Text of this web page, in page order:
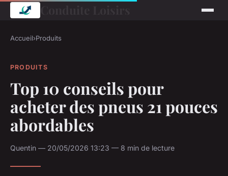
Accueil›Produits
PRODUITS
Top 10 conseils pour
acheter des pneus 21 pouces
abordables
Quentin — 20/05/2026 13:23 — 8 min de lecture